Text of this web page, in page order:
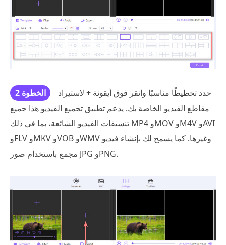
الخطوة 2
حدد تخطيطًا مناسبًا وانقر فوق أيقونة + لاستيراد
مقاطع الفيديو الخاصة بك. يدعم تطبيق تجميع الفيديو هذا جميع
تنسيقات الفيديو الشائعة، بما في ذلك MP4 وMOV وM4V وAVI
وFLV وMKV وVOB وWMV وغيرها. كما يسمح لك بإنشاء فيديو
مجمع باستخدام صور JPG وPNG.